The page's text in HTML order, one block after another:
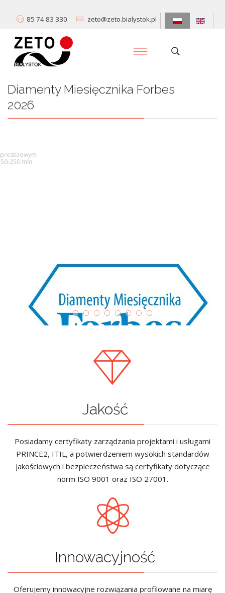
85 74 83 330 zeto@zeto.bialystok.pl
Diamenty Miesięcznika Forbes
2026
Centrum Informatyki „ZETO” S.A. zostało wyróżnione w prestiżowym
rankingu Diamenty Forbesa wśród firm o przychodach 50-250 mln.
Jakość
Posiadamy certyfikaty zarządzania projektami i usługami
PRINCE2, ITIL, a potwierdzeniem wysokich standardów
jakościowych i bezpieczeństwa są certyfikaty dotyczące
norm ISO 9001 oraz ISO 27001.
Innowacyjność
Oferujemy innowacyjne rozwiązania profilowane na miarę